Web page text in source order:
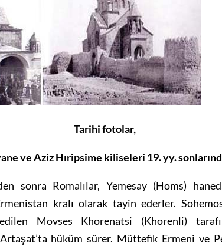
Tarihi fotolar,
ve Aziz Hıripsime kiliseleri 19. yy.
sonra Romalılar, Yemesay (Homs)
kralı olarak tayin ederler.
Movses Khorenatsi (Khorenli)
hüküm sürer. Müttefik Ermeni ve